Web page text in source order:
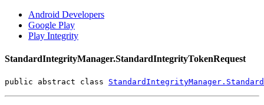
Android Developers
Google Play
Play Integrity
StandardIntegrityManager.StandardIntegrityTokenRequest
public abstract class